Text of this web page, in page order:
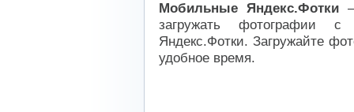
Мобильные Яндекс.Фотки
загружать фотографии
Яндекс.Фотки. Загружайте
удобное время.